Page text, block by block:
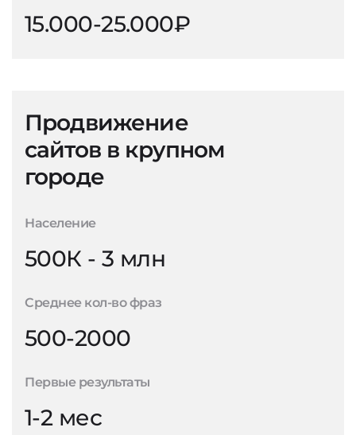
15.000-25.000₽
Продвижение
сайтов в крупном
городе
Население
500К - 3 млн
Среднее кол-во фраз
500-2000
Первые результаты
1-2 мес